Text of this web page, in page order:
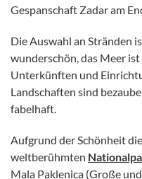
Gespanschaft Zadar am
Die Auswahl an Stränden
wunderschön, das Meer
Unterkünften und
Landschaften sind
fabelhaft.
Aufgrund der Schönheit
weltberühmten
Mala Paklenica (Große